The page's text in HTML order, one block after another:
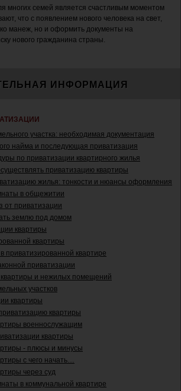
многих семей является счастливым моментом
что с появлением нового человека на свет,
манеж, но и оформить документы на
нового гражданина страны.
ИНФОРМАЦИЯ
участка: необходимая документация
найма и последующая приватизация
по приватизации квартирного жилья
приватизацию квартиры
жилья: тонкости и нюансы оформления
в общежитии
от приватизации
землю под домом
квартиры
квартиры
приватизированной квартире
приватизации
квартиры и нежилых помещений
участков
квартиры
квартиры
военнослужащим
квартиры
- плюсы и минусы
с чего начать…
через суд
в коммунальной квартире